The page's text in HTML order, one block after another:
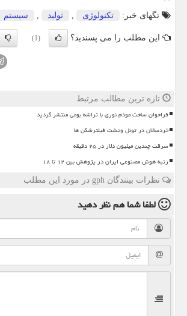
تگهای خبر:
تكنولوژی تولید سیستم
این مطلب را می پسندید؟ (1)
تازه ترین مطالب مرتبط
فراخوان ساخت مودم نوری با تراشه بومی منتشر گردید
خردسالان در تونل وحشت فیلترشکن ها
سرقت چندین میلیون دلار در ۲۵ دقیقه
رتبه هوش مصنوعی ایران در پژوهش بین ۱۲ تا ۱۸
نظرات بینندگان gph در مورد این مطلب
لطفا شما همنظر دهید